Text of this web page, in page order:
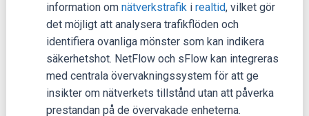
information om nätverkstrafiki realtid, vilket gör
det möjligt att analysera trafikflöden och
identifiera ovanliga mönster som kan indikera
säkerhetshot. NetFlow och sFlow kan integreras
med centrala övervakningssystem för att ge
insikter om nätverkets tillstånd utan att påverka
prestandan på de övervakade enheterna.